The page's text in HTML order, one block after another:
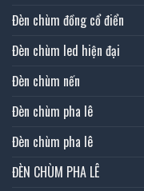
Đèn chùm đồng cổ điển
Đèn chùm led hiện đại
Đèn chùm nến
Đèn chùm pha lê
Đèn chùm pha lê
ĐÈN CHÙM PHA LÊ